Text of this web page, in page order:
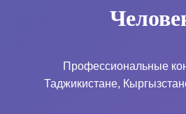
Профессиональные
Таджикистане,